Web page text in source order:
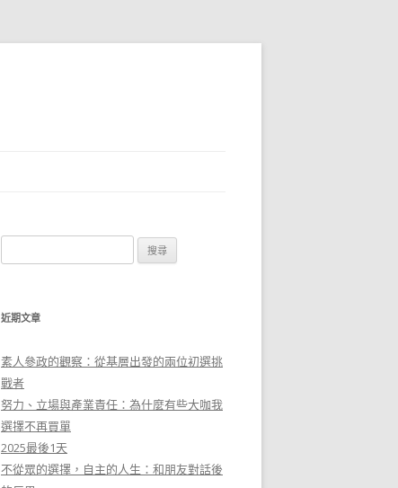
尋
鍵
:
近期文章
素人參政的觀察：從基層出發的兩位初選挑
戰者
努力、立場與產業責任：為什麼有些大咖我
選擇不再買單
2025最後1天
不從眾的選擇，自主的人生：和朋友對話後